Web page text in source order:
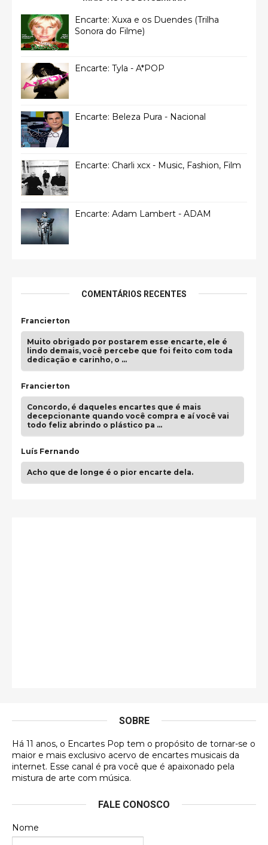
Encarte: Xuxa e os Duendes (Trilha
Sonora do Filme)
Encarte: Tyla - A*POP
Encarte: Beleza Pura - Nacional
Encarte: Charli xcx - Music, Fashion, Film
Encarte: Adam Lambert - ADAM
COMENTÁRIOS RECENTES
Francierton
Muito obrigado por postarem esse encarte, ele é
lindo demais, você percebe que foi feito com toda
dedicação e carinho, o …
Francierton
Concordo, é daqueles encartes que é mais
decepcionante quando você compra e aí você vai
todo feliz abrindo o plástico pa …
Luís Fernando
Acho que de longe é o pior encarte dela.
DVD MIDINHO
Francierton
futuras aquisições, e olhando o encarte aqui, me
Francierton
SOBRE
Há 11 anos, o Encartes Pop tem o propósito de tornar-se o
maior e mais exclusivo acervo de encartes musicais da
internet. Esse canal é pra você que é apaixonado pela
mistura de arte com música.
FALE CONOSCO
Nome